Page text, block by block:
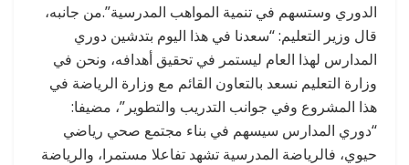
الدوري وستسهم في تنمية المواهب المدرسية”.من جانبه،
قال وزير التعليم: “سعدنا في هذا اليوم بتدشين دوري
المدارس لهذا العام ليستمر في تحقيق أهدافه، ونحن في
وزارة التعليم نسعد بالتعاون القائم مع وزارة الرياضة في
هذا المشروع وفي جوانب التدريب والتطوير”، مضيفا:
“دوري المدارس سيسهم في بناء مجتمع صحي رياضي
حيوي، فالرياضة المدرسية تشهد تفاعلا مستمرا، والرياضة